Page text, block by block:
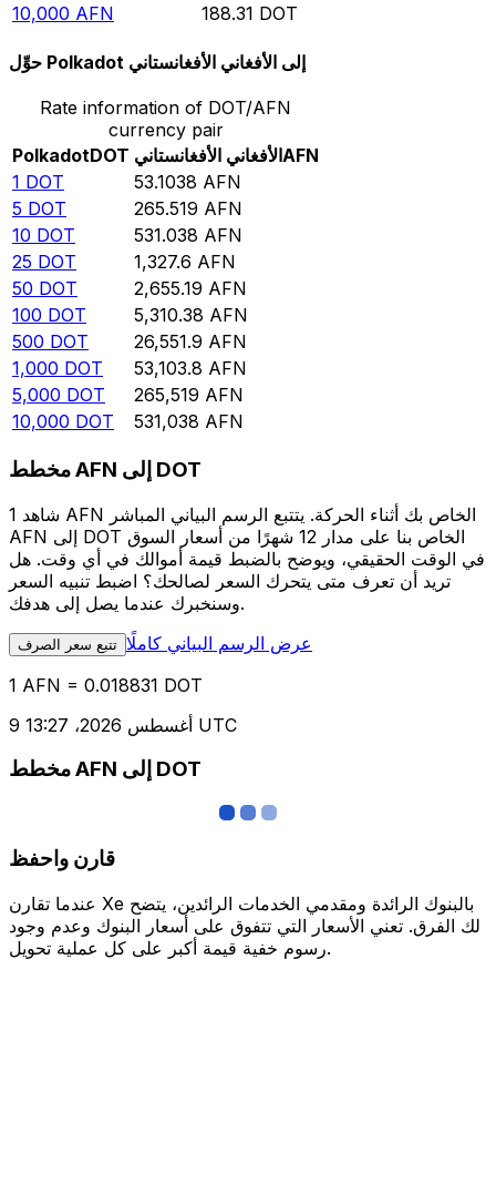
10,000 AFN 188.31 DOT
حوِّل Polkadot إلى الأفغاني الأفغانستاني
Rate information of DOT/AFN
currency pair
PolkadotDOT الأفغاني الأفغانستانيAFN
1 DOT 53.1038 AFN
5 DOT 265.519 AFN
10 DOT 531.038 AFN
25 DOT 1,327.6 AFN
50 DOT 2,655.19 AFN
100 DOT 5,310.38 AFN
500 DOT 26,551.9 AFN
1,000 DOT 53,103.8 AFN
5,000 DOT 265,519 AFN
10,000 DOT 531,038 AFN
مخطط AFN إلى DOT
شاهد 1 AFN الخاص بك أثناء الحركة. يتتبع الرسم البياني المباشر
AFN إلى DOT الخاص بنا على مدار 12 شهرًا من أسعار السوق
في الوقت الحقيقي، ويوضح بالضبط قيمة أموالك في أي وقت. هل
تريد أن تعرف متى يتحرك السعر لصالحك؟ اضبط تنبيه السعر
وسنخبرك عندما يصل إلى هدفك.
تتبع سعر الصرف عرض الرسم البياني كاملًا
1 AFN = 0.018831 DOT
9 أغسطس 2026، 13:27 UTC
مخطط AFN إلى DOT
قارن واحفظ
عندما تقارن Xe بالبنوك الرائدة ومقدمي الخدمات الرائدين، يتضح
لك الفرق. تعني الأسعار التي تتفوق على أسعار البنوك وعدم وجود
رسوم خفية قيمة أكبر على كل عملية تحويل.